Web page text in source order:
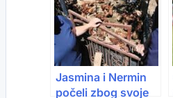
Jasmina i Nermin
počeli zbog svoje